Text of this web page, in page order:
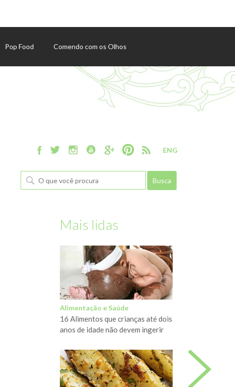
Pop Food Comendo com os Olhos
ENG
Mais lidas
Alimentação e Saúde
16 Alimentos que crianças até dois
anos de idade não devem ingerir